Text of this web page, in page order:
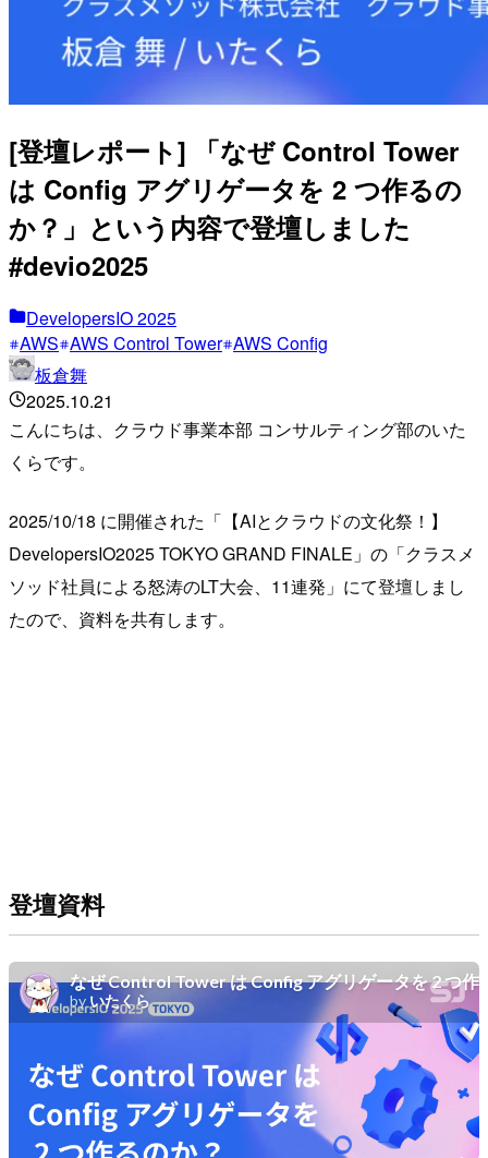
[登壇レポート] 「なぜ Control Tower
は Config アグリゲータを 2 つ作るの
か？」という内容で登壇しました
#devio2025
DevelopersIO 2025
AWS AWS Control Tower AWS Config
板倉舞
2025.10.21
こんにちは、クラウド事業本部 コンサルティング部のいた
くらです。
2025/10/18 に開催された「【AIとクラウドの文化祭！】
DevelopersIO2025 TOKYO GRAND FINALE」の「クラスメ
ソッド社員による怒涛のLT大会、11連発」にて登壇しまし
たので、資料を共有します。
登壇資料